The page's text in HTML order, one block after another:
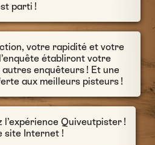
parti !
votre rapidité et votre
établiront votre
enquêteurs ! Et une
aux meilleurs pisteurs !
l’expérience Quiveutpister !
site Internet !